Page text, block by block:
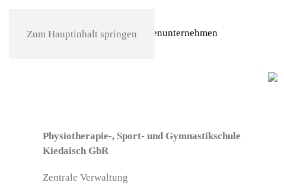
Zum Hauptinhalt springenFamilienunternehmen
Physiotherapie-, Sport- und Gymnastikschule
Kiedaisch GbR
Zentrale Verwaltung